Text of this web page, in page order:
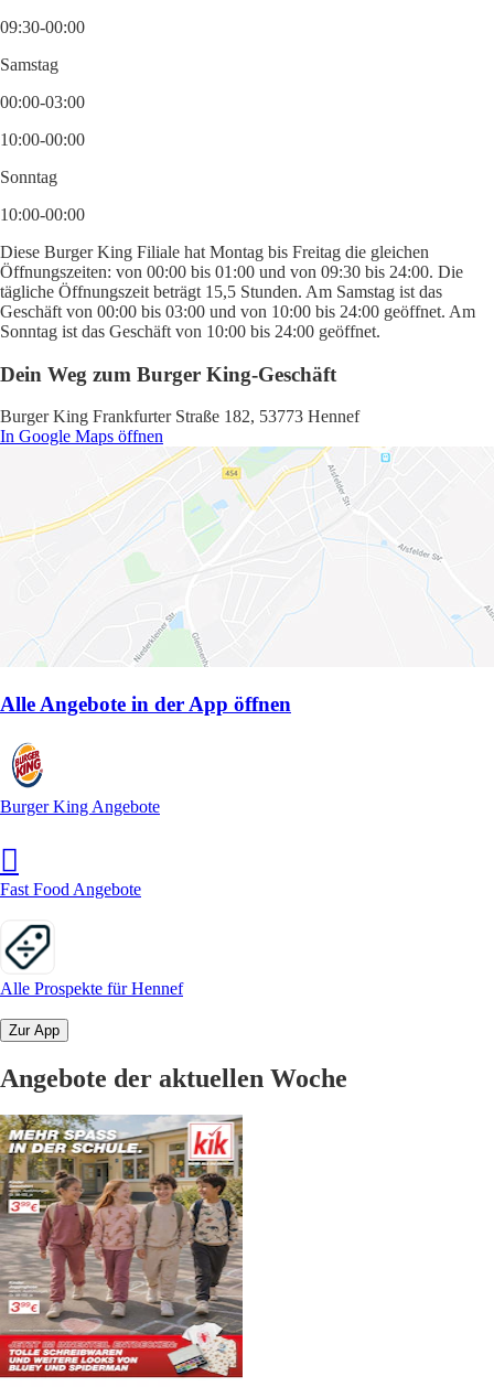
09:30-00:00
Samstag
00:00-03:00
10:00-00:00
Sonntag
10:00-00:00
Diese Burger King Filiale hat Montag bis Freitag die gleichen
Öffnungszeiten: von 00:00 bis 01:00 und von 09:30 bis 24:00. Die
tägliche Öffnungszeit beträgt 15,5 Stunden. Am Samstag ist das
Geschäft von 00:00 bis 03:00 und von 10:00 bis 24:00 geöffnet. Am
Sonntag ist das Geschäft von 10:00 bis 24:00 geöffnet.
Dein Weg zum Burger King-Geschäft
Burger King Frankfurter Straße 182, 53773 Hennef
In Google Maps öffnen
Alle Angebote in der App öffnen
Burger King Angebote
Fast Food Angebote
Alle Prospekte für Hennef
Zur App
Angebote der aktuellen Woche